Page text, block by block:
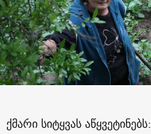
ქმარი სიტყვას აწყვეტინებს: